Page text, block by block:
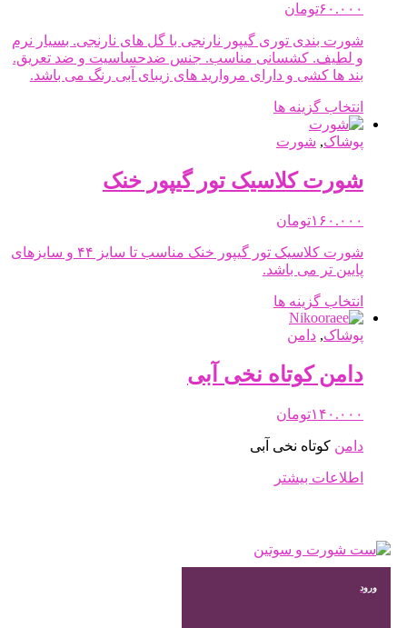
۶۰.۰۰۰تومان
شورت بندی توری گیپور نارنجی با گل های نارنجی. بسیار نرم
و لطیف. کشسانی مناسب. جنس ضدحساسیت و ضد تعریق.
بند ها کشی و دارای مروارید های زیبای آبی رنگ می باشد.
انتخاب گزینه ها
مختلفی
می
ممکن
است
صفحه
پوشاک, شورت
شورت کلاسیک تور گیپور خنک
۱۶۰.۰۰۰تومان
شورت کلاسیک تور گیپور خنک مناسب تا سایز ۴۴ و سایزهای
پایین تر می باشد.
انتخاب گزینه ها
مختلفی
می
ها
ممکن
در
شوند
پوشاک, دامن
دامن کوتاه نخی آبی
۱۴۰.۰۰۰تومان
دامن کوتاه نخی آبی
اطلاعات بیشتر
ورود